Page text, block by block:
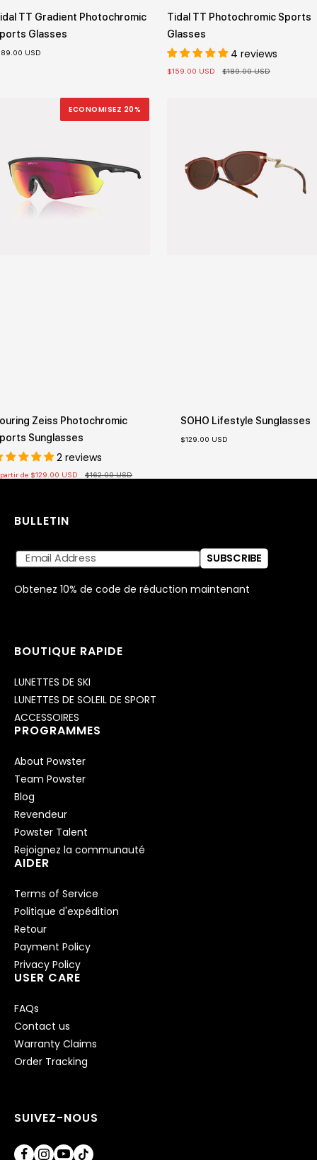
TT Gradient Photochromic
Glasses
USD
Tidal TT Photochromic Sports
Glasses
4 reviews
Prix
$159.00 USD
Prix
$189.00 USD
ECONOMISEZ 20%
Zeiss Photochromic
Sunglasses
2 reviews
de $129.00 USD
Prix
$162.00 USD
SOHO Lifestyle Sunglasses
Prix
$129.00 USD
BULLETIN
SUBSCRIBE
Obtenez 10% de code de réduction maintenant
BOUTIQUE RAPIDE
LUNETTES DE SKI
LUNETTES DE SOLEIL DE SPORT
ACCESSOIRES
PROGRAMMES
About Powster
Team Powster
Blog
Revendeur
Powster Talent
Rejoignez la communauté
AIDER
Terms of Service
Politique d'expédition
Retour
Payment Policy
Privacy Policy
USER CARE
FAQs
Contact us
Warranty Claims
Order Tracking
SUIVEZ-NOUS